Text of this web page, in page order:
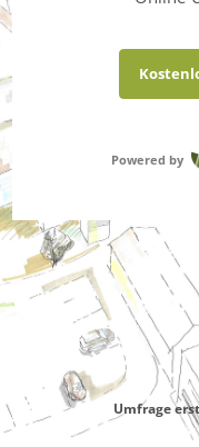
Powered by
Umfrage